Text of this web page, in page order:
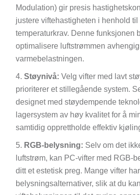
Modulation) gir presis
justere viftehastigheten i henhold til
temperaturkrav. Denne funksjonen
optimalisere luftstrømmen
varmebelastningen.
Støynivå: Velg vifter med lavt
prioriterer et stillegående system.
designet med støydempende
lagersystem av høy kvalitet for å
samtidig opprettholde effektiv
RGB-belysning: Selv om det
luftstrøm, kan PC-vifter med RGB-
ditt et estetisk preg. Mange vifter
belysningsalternativer, slik at du